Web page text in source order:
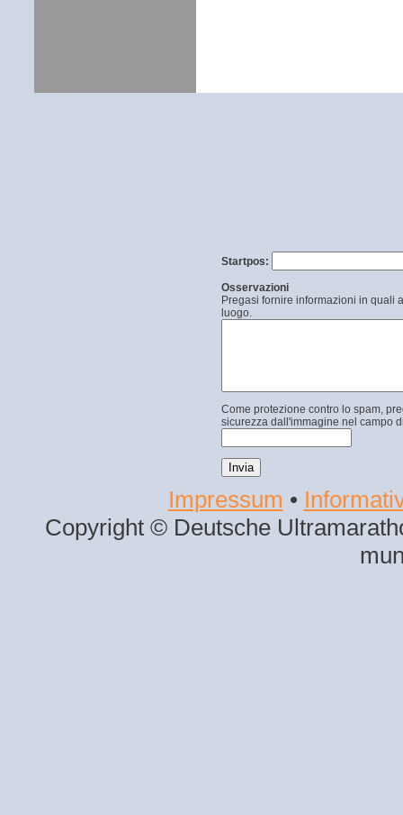
Startpos:
Osservazioni
Pregasi fornire informazioni in quali
luogo.
Come protezione contro lo spam,
sicurezza dall'immagine nel campo
Impressum •
Copyright © Deutsche